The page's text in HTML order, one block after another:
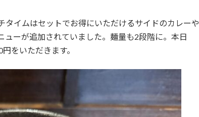
タイムはセットでお得にいただけるサイドのカレーや
ーが追加されていました。麺量も2段階に。本日
円をいただきます。